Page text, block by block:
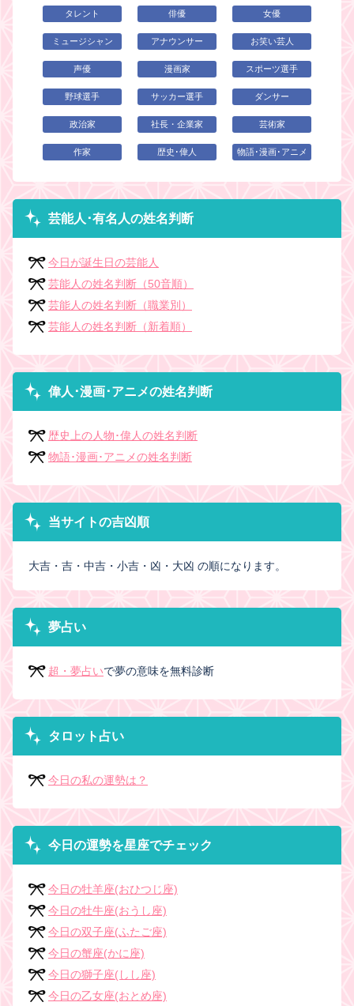
タレント 俳優 女優
ミュージシャン アナウンサー お笑い芸人
声優 漫画家 スポーツ選手
野球選手 サッカー選手 ダンサー
政治家 社長・企業家 芸術家
作家 歴史･偉人 物語･漫画･アニメ
芸能人･有名人の姓名判断
今日が誕生日の芸能人
芸能人の姓名判断（50音順）
芸能人の姓名判断（職業別）
芸能人の姓名判断（新着順）
偉人･漫画･アニメの姓名判断
歴史上の人物･偉人の姓名判断
物語･漫画･アニメの姓名判断
当サイトの吉凶順
大吉・吉・中吉・小吉・凶・大凶 の順になります。
夢占い
超・夢占いで夢の意味を無料診断
タロット占い
今日の私の運勢は？
今日の運勢を星座でチェック
今日の牡羊座(おひつじ座)
今日の牡牛座(おうし座)
今日の双子座(ふたご座)
今日の蟹座(かに座)
今日の獅子座(しし座)
今日の乙女座(おとめ座)